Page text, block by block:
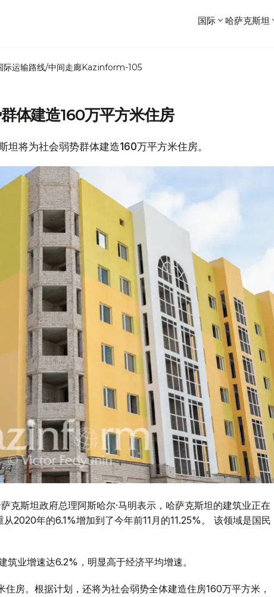
国际 哈萨克斯坦
际运输路线/中间走廊Kazinform-105
体建造160万平方米住房
将为社会弱势群体建造160万平方米住房。
克斯坦政府总理阿斯哈尔·马明表示，哈萨克斯坦的建筑业正在
2020年的6.1%增加到了今年前11月的11.25%。 该领域是国民
筑业增速达6.2%，明显高于经济平均增速。
房。根据计划，还将为社会弱势全体建造住房160万平方米，